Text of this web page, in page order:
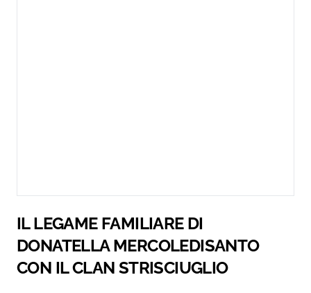
IL LEGAME FAMILIARE DI
DONATELLA MERCOLEDISANTO
CON IL CLAN STRISCIUGLIO